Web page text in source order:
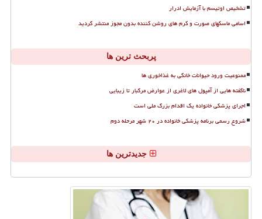
تشخیص اوتیسم با آزمایش ادرار
اسامی ماسکهای صورت و کرم های روشن کننده بدون مجوز منتشر گردید
پربحث ترین ها
ممنوعیت ورود حیوانات خانگی به غذاخوری ها
ناگفته هایی از آمپول های لاغری از عوارض مرگبار تا زیبایی
اجرای پزشکی خانواده یک اقدام بزرگ ملی است
شروع رسمی برنامه پزشکی خانواده در ۲۰ شهر مرحله دوم
جدیدترین ها